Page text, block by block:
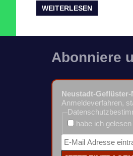
WEITERLESEN
Abonniere
Neustadt-
Anmeldeverfahren,
habe ich